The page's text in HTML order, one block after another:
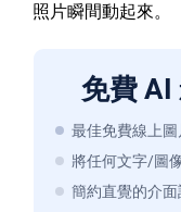
照片瞬間動起來。
免費 AI
最佳免費線上
將任何文字/圖
簡約直覺的介面